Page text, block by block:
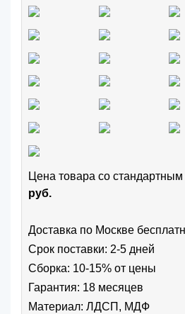
Цена товара cо
руб.
Доставка по Москве
Срок поставки: 2-5 дней
Сборка: 10-15% от цены
Гарантия: 18 месяцев
Материал: ЛДСП, МДФ